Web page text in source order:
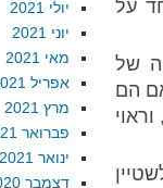
על
של
הם
יולי 2021
יוני 2021
מאי 2021
אפריל 2021
מרץ 2021
פברואר 2021
ינואר 2021
דצמבר 2020